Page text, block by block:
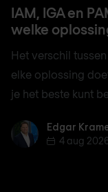
IAM, IGA en
welke
Het verschil
elke oplossing
je het beste kunt
Edgar Kramer
Edgar
4 aug